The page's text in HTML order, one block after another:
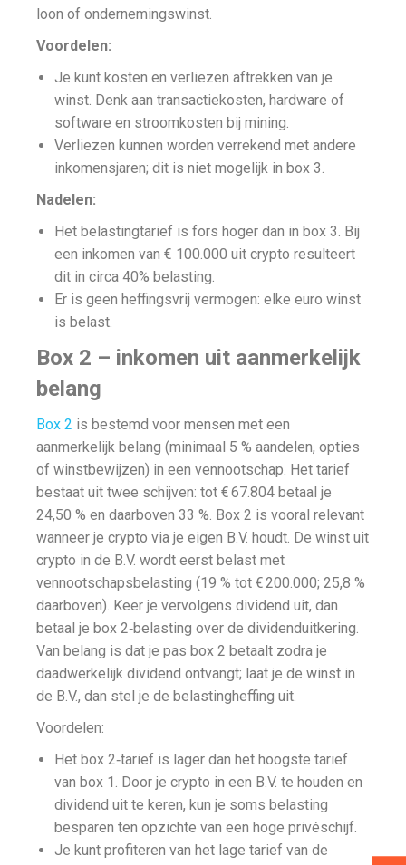
loon of ondernemingswinst.
Voordelen:
Je kunt kosten en verliezen aftrekken van je
winst. Denk aan transactiekosten, hardware of
software en stroomkosten bij mining.
Verliezen kunnen worden verrekend met andere
inkomensjaren; dit is niet mogelijk in box 3.
Nadelen:
Het belastingtarief is fors hoger dan in box 3. Bij
een inkomen van € 100.000 uit crypto resulteert
dit in circa 40% belasting.
Er is geen heffingsvrij vermogen: elke euro winst
is belast.
Box 2 – inkomen uit aanmerkelijk
belang
Box 2 is bestemd voor mensen met een
aanmerkelijk belang (minimaal 5 % aandelen, opties
of winstbewijzen) in een vennootschap. Het tarief
bestaat uit twee schijven: tot € 67.804 betaal je
24,50 % en daarboven 33 %. Box 2 is vooral relevant
wanneer je crypto via je eigen B.V. houdt. De winst uit
crypto in de B.V. wordt eerst belast met
vennootschapsbelasting (19 % tot € 200.000; 25,8 %
daarboven). Keer je vervolgens dividend uit, dan
betaal je box 2‑belasting over de dividenduitkering.
Van belang is dat je pas box 2 betaalt zodra je
daadwerkelijk dividend ontvangt; laat je de winst in
de B.V., dan stel je de belastingheffing uit.
Voordelen:
Het box 2‑tarief is lager dan het hoogste tarief
van box 1. Door je crypto in een B.V. te houden en
dividend uit te keren, kun je soms belasting
besparen ten opzichte van een hoge privéschijf.
Je kunt profiteren van het lage tarief van de